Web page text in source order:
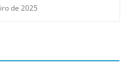
de 2025